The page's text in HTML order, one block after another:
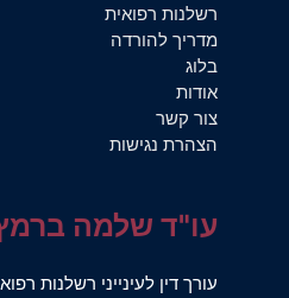
רשלנות רפואית
מדריך להורדה
בלוג
אודות
צור קשר
הצהרת נגישות
עו"ד שלמה
עורך דין לעינייני רשלנות